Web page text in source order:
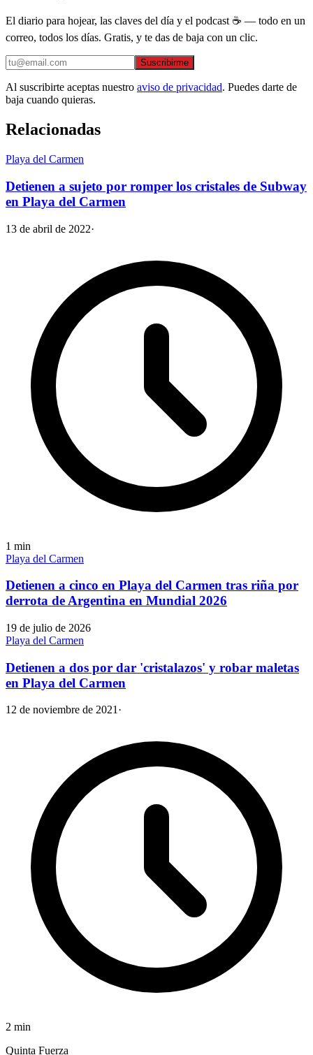
El diario para hojear, las claves del día y el podcast ☕ — todo en un
correo, todos los días. Gratis, y te das de baja con un clic.
Suscribirme
Al suscribirte aceptas nuestro aviso de privacidad. Puedes darte de
baja cuando quieras.
Relacionadas
Playa del Carmen
Detienen a sujeto por romper los cristales de Subway
en Playa del Carmen
13 de abril de 2022·
1 min
Playa del Carmen
Detienen a cinco en Playa del Carmen tras riña por
derrota de Argentina en Mundial 2026
19 de julio de 2026
Playa del Carmen
Detienen a dos por dar 'cristalazos' y robar maletas
en Playa del Carmen
12 de noviembre de 2021·
2 min
Quinta Fuerza